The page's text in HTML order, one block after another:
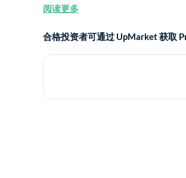
analytics, or AI infrastructure to
阅读更多
合格投资者可通过 UpMarket 获取